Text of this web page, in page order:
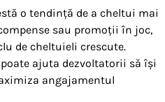
o tendință de a cheltui mai
sau promoții în joc,
de cheltuieli crescute.
ajuta dezvoltatorii să își
angajamentul